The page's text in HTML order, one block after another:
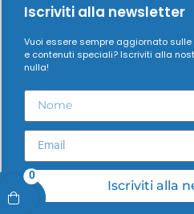
0
Iscriviti alla newsletter
Vuoi essere sempre aggiornato
e contenuti speciali? Iscriviti alla
nulla!
Iscriviti alla